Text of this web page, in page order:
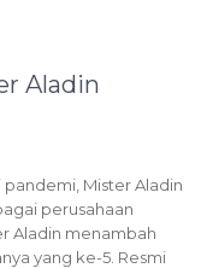
Aladin
Mister Aladin
perusahaan
Aladin menambah
yang ke-5. Resmi